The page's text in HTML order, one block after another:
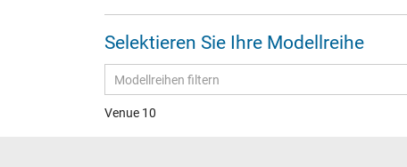
Selektieren Sie Ihre Modellreihe
Venue 10